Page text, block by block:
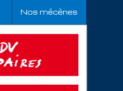
Nos mécènes